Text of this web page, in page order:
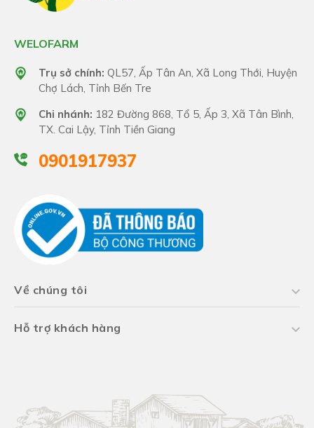
WELOFARM
Trụ sở chính: QL57, Ấp Tân An, Xã Long Thới, Huyện
Chợ Lách, Tỉnh Bến Tre
Chi nhánh: 182 Đường 868, Tổ 5, Ấp 3, Xã Tân Bình,
TX. Cai Lậy, Tỉnh Tiền Giang
0901917937
Về chúng tôi
Hỗ trợ khách hàng